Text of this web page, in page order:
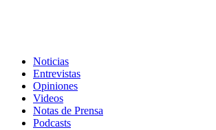
Noticias
Entrevistas
Opiniones
Videos
Notas de Prensa
Podcasts